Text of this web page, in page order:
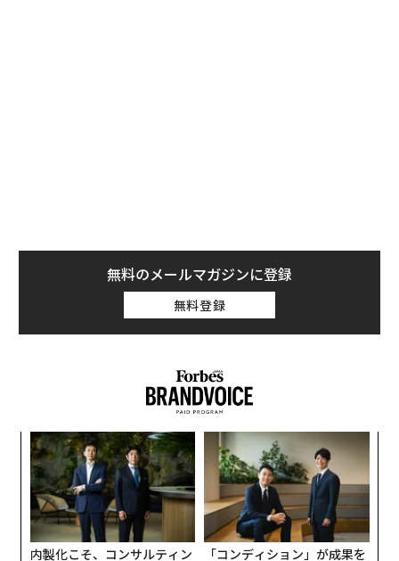
る商用データ、そして大規模な企業関係マッピングが組
み合わさることで、相互につながる企業や市場をリスク
がどのように伝播していくかを、これまで実現が難しか
った可視性の水準で追跡できるようになった。
この視野の広がりにより、リスクに対する理解のあり方
も変わる。AI時代における企業リスクを理解するための
より包括的なフレームワークは、以下の5つの次元から
始まる。
1. 事業体とアイデンティティのリスク
最初の問いは基礎的なものだ。自社が取引している相手
を把握しているか。
無料のメールマガジンに登録
無料登録
内製化こそ、コンサルティン 「コンディション」が成果を